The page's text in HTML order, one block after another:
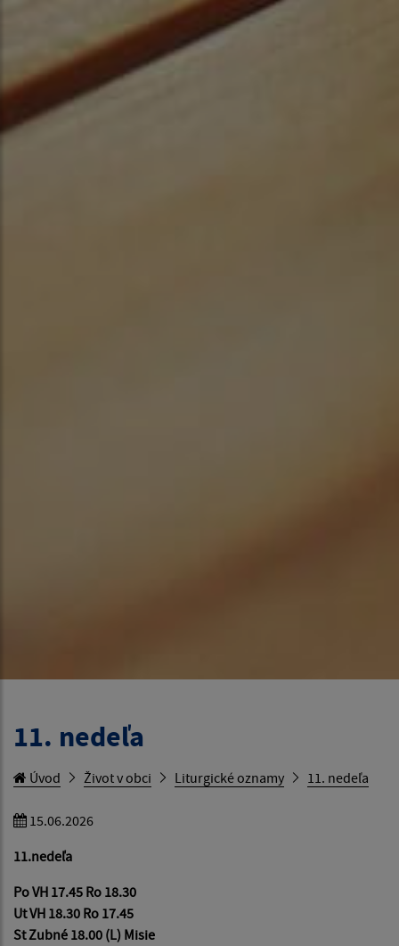
11. nedeľa
Úvod Život v obci Liturgické oznamy 11. nedeľa
15.06.2026
11.nedeľa
Po VH 17.45 Ro 18.30
Ut VH 18.30 Ro 17.45
St Zubné 18.00 (L) Misie